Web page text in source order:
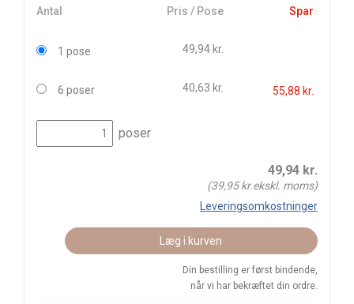
Antal Pris / Pose Spar
1 pose 49,94 kr.
6 poser 40,63 kr. 55,88 kr.
poser
49,94 kr.
(39,95kr.ekskl. moms)
Leveringsomkostninger
Læg i kurven
Din bestilling er først bindende,
når vi har bekræftet din ordre.